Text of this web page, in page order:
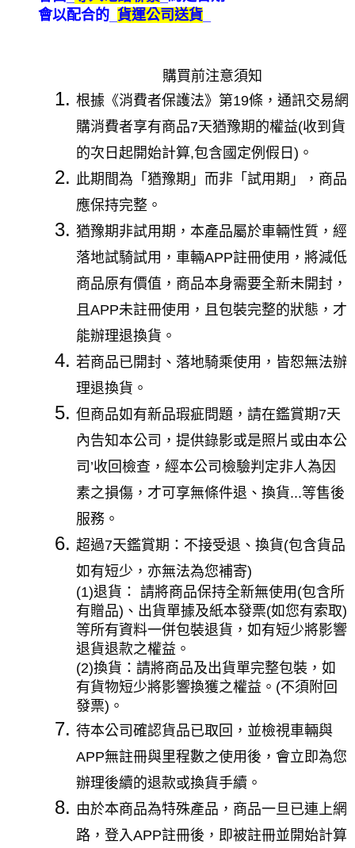
會以配合的_ 貨運公司送貨
購買前注意須知
根據《消費者保護法》第19條，通訊交易網
購消費者享有商品7天猶豫期的權益(收到貨
的次日起開始計算,包含國定例假日)。
此期間為「猶豫期」而非「試用期」，商品
應保持完整。
猶豫期非試用期，本產品屬於車輛性質，經
落地試騎試用，車輛APP註冊使用，將減低
商品原有價值，商品本身需要全新未開封，
且APP未註冊使用，且包裝完整的狀態，才
能辦理退換貨。
若商品已開封、落地騎乘使用，皆恕無法辦
理退換貨。
但商品如有新品瑕疵問題，請在鑑賞期7天
內告知本公司，提供錄影或是照片或由本公
司’收回檢查，經本公司檢驗判定非人為因
素之損傷，才可享無條件退、換貨...等售後
服務。
超過7天鑑賞期：不接受退、換貨(包含貨品
如有短少，亦無法為您補寄)
(1)退貨： 請將商品保持全新無使用(包含所
有贈品)、出貨單據及紙本發票(如您有索取)
等所有資料一併包裝退貨，如有短少將影響
退貨退款之權益。
(2)換貨：請將商品及出貨單完整包裝，如
有貨物短少將影響換獲之權益。(不須附回
發票)。
待本公司確認貨品已取回，並檢視車輛與
APP無註冊與里程數之使用後，會立即為您
辦理後續的退款或換貨手續。
由於本商品為特殊產品，商品一旦已連上網
路，登入APP註冊後，即被註冊並開始計算